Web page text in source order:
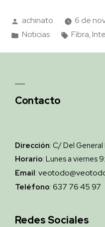
achinato
6 de
Noticias
Fibra,
Contacto
Dirección: C/ Del
Horario: Lunes a viernes
Email:
Teléfono: 637 76 45 97
Redes Sociales